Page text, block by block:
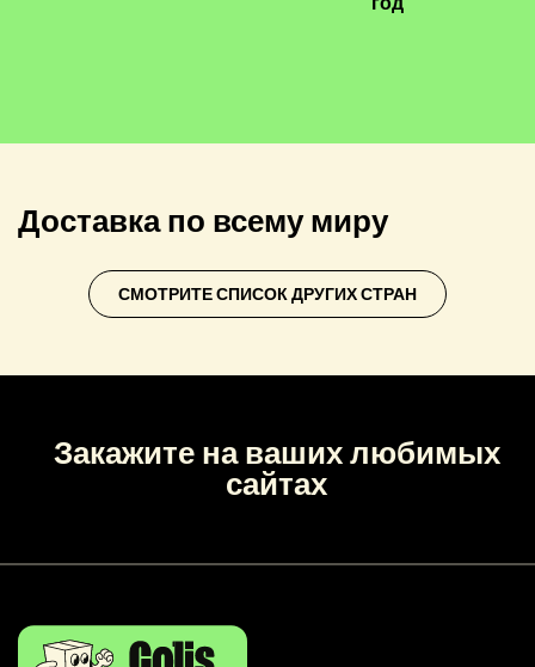
Доставка по всему миру
СМОТРИТЕ СПИСОК ДРУГИХ СТРАН
Закажите на ваших любимых
сайтах